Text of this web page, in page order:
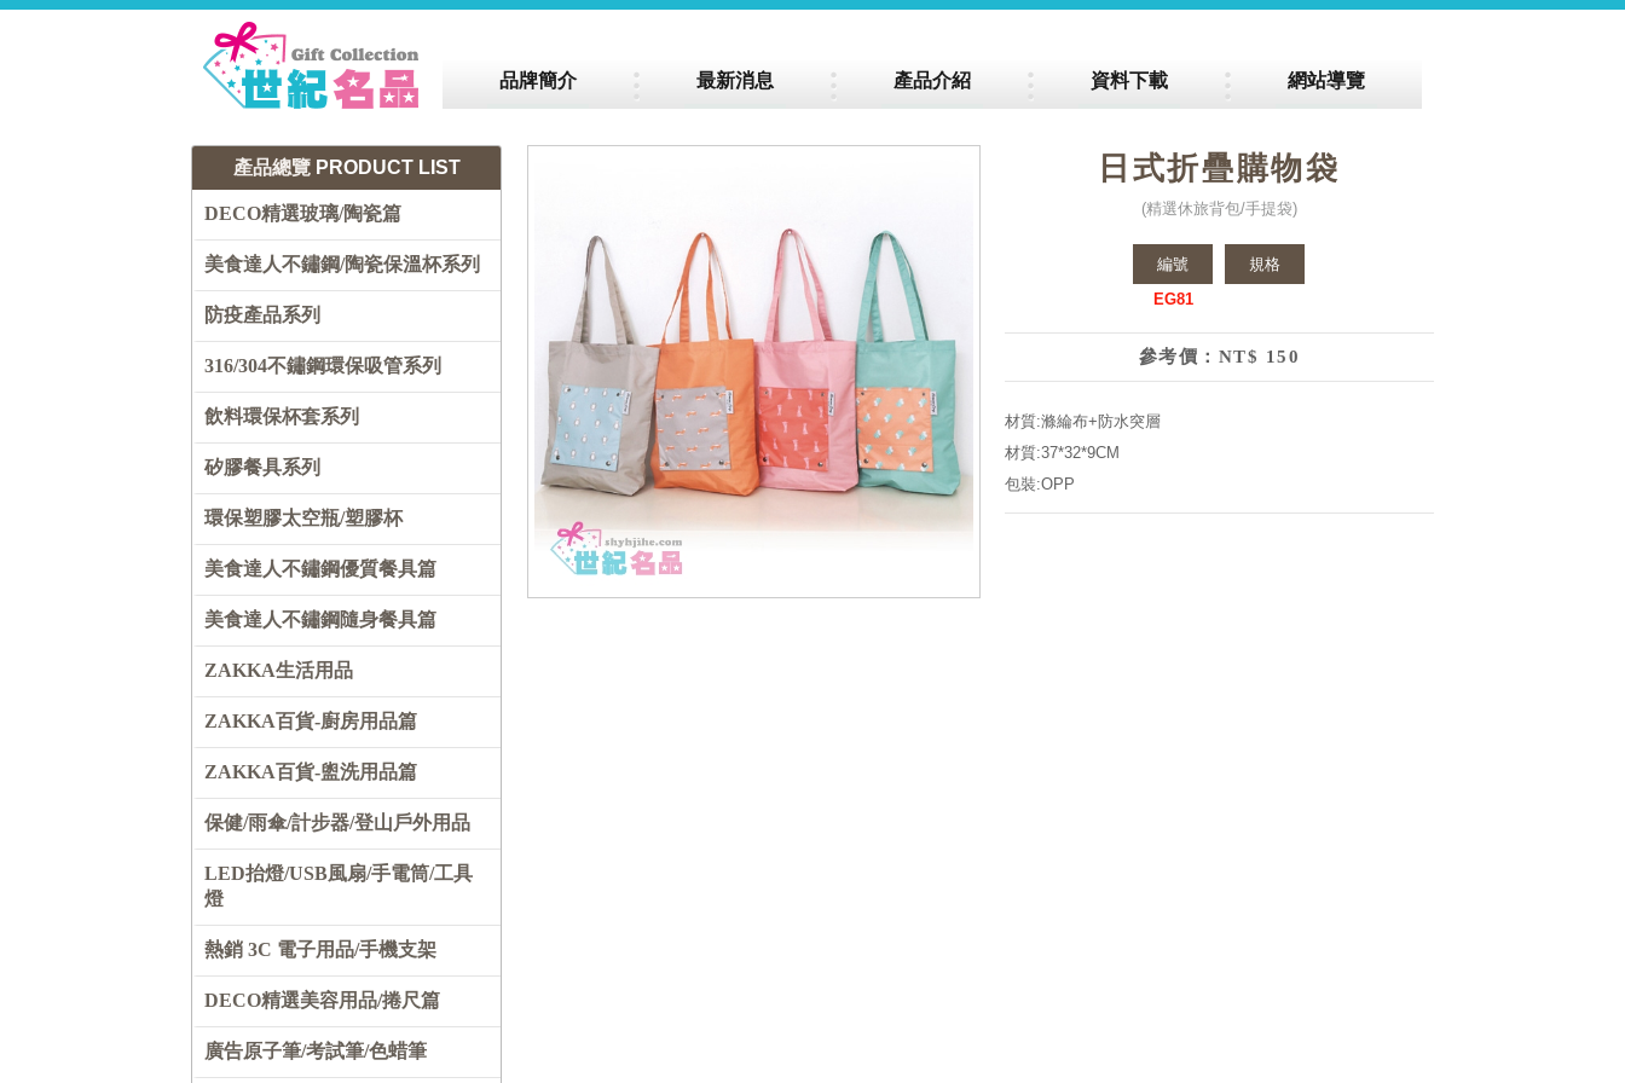
品牌簡介 最新消息 產品介紹 資料下載 網站導覽
產品總覽 PRODUCT LIST
DECO精選玻璃/陶瓷篇
美食達人不鏽鋼/陶瓷保溫杯系列
防疫產品系列
316/304不鏽鋼環保吸管系列
飲料環保杯套系列
矽膠餐具系列
環保塑膠太空瓶/塑膠杯
美食達人不鏽鋼優質餐具篇
美食達人不鏽鋼隨身餐具篇
ZAKKA生活用品
ZAKKA百貨-廚房用品篇
ZAKKA百貨-盥洗用品篇
保健/雨傘/計步器/登山戶外用品
LED抬燈/USB風扇/手電筒/工具
燈
熱銷 3C 電子用品/手機支架
DECO精選美容用品/捲尺篇
廣告原子筆/考試筆/色蜡筆
日式折疊購物袋
(精選休旅背包/手提袋)
編號
EG81
規格
參考價：NT$ 150
材質:滌綸布+防水突層
材質:37*32*9CM
包裝:OPP